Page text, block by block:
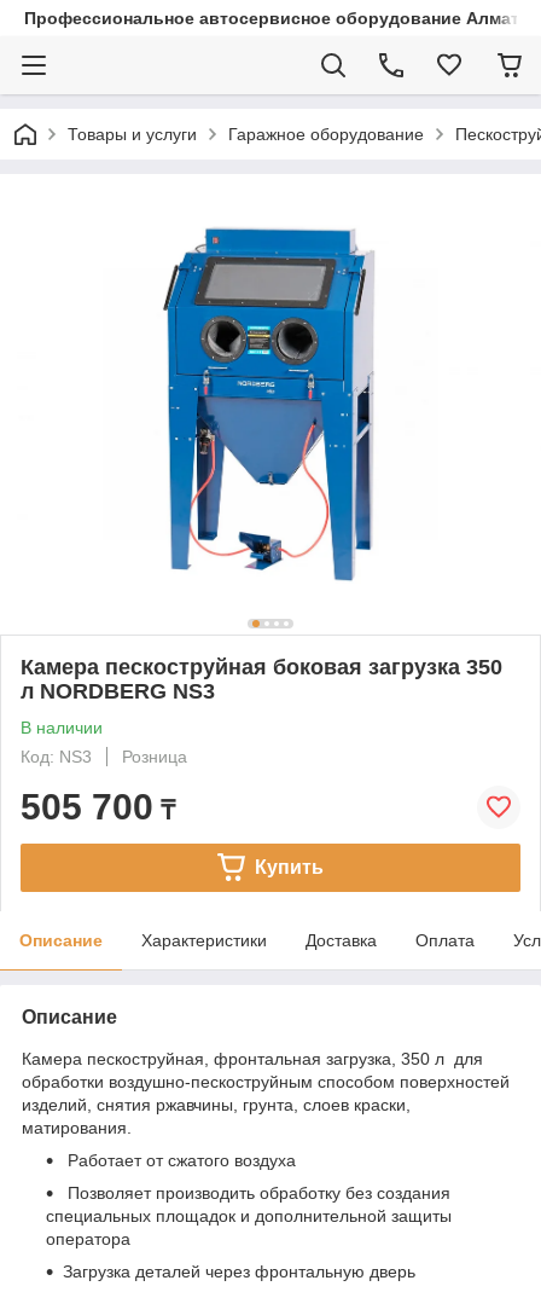
Профессиональное автосервисное оборудование Алматы
Товары и услуги Гаражное оборудование
Камера пескоструйная боковая загрузка 350
л NORDBERG NS3
В наличии
Код: NS3
Розница
505 700 ₸
Купить
Описание Характеристики Доставка Оплата
Описание
Камера пескоструйная, фронтальная загрузка, 350 л для
обработки воздушно-пескоструйным способом поверхностей
изделий, снятия ржавчины, грунта, слоев краски,
матирования.
Работает от сжатого воздуха
Позволяет производить обработку без создания
специальных площадок и дополнительной защиты
оператора
Загрузка деталей через фронтальную дверь